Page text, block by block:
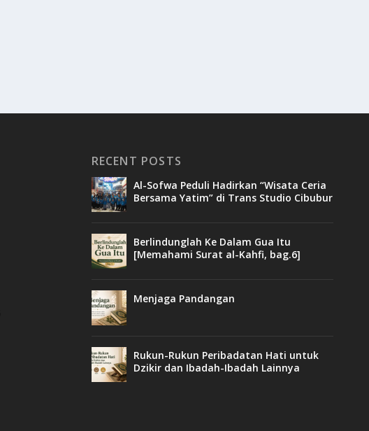
RECENT POSTS
Al-Sofwa Peduli Hadirkan “Wisata Ceria
Bersama Yatim” di Trans Studio Cibubur
Berlindunglah Ke Dalam Gua Itu
[Memahami Surat al-Kahfi, bag.6]
Menjaga Pandangan
Rukun-Rukun Peribadatan Hati untuk
Dzikir dan Ibadah-Ibadah Lainnya